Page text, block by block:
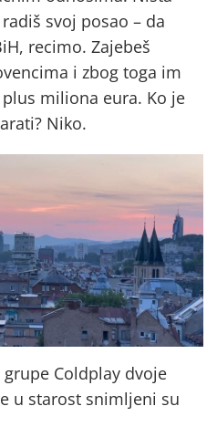
svoj posao – da
recimo. Zajebeš
i zbog toga im
miliona eura. Ko je
Niko.
Coldplay dvoje
u starost snimljeni su